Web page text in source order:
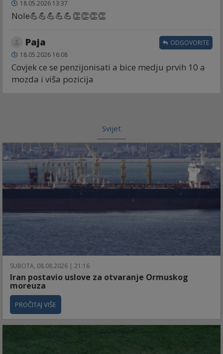
18.05.2026 13:37
Nole💪💪💪💪💪👏👏👏👏
Paja
18.05.2026 16:08
Covjek ce se penzijonisati a bice medju prvih 10 a
mozda i viša pozicija
ODGOVORITE
Svijet
SUBOTA, 08.08.2026 | 21:16
Iran postavio uslove za otvaranje Ormuskog
moreuza
PROČITAJ VIŠE